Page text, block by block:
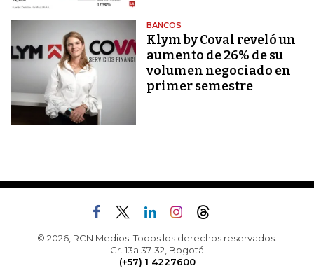
BANCOS
Klym by Coval reveló un
aumento de 26% de su
volumen negociado en
primer semestre
© 2026, RCN Medios. Todos los derechos reservados.
Cr. 13a 37-32, Bogotá
(+57) 1 4227600